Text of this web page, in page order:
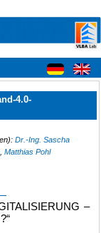
4.0-
Dr.-Ing. Sascha
Matthias Pohl
–